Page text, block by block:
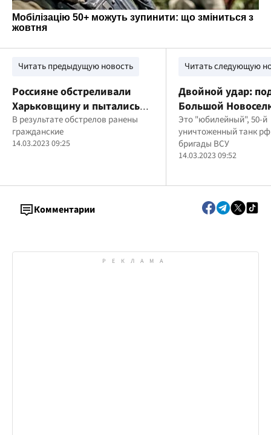
Читать предыдущую новость
Россияне обстреливали
Харьковщину и пытались
штурмовать позиции ВСУ, –
ОВА
В результате обстрелов ранены
гражданские
14.03.2023 09:25
Читать следующую
Двойной удар:
Большой
бойцы 1-й и 128-
сожгли
Т-80У (видео)
Это "юбилейный", 50-й
уничтоженный танк
бригады ВСУ
14.03.2023 09:52
Комментарии